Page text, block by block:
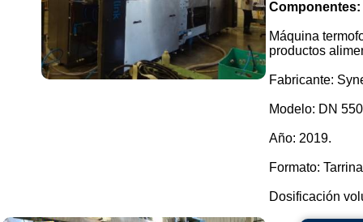
Componentes:
Máquina
productos
Fabricante:
Modelo: DN
Año: 2019.
Formato:
Dosificación